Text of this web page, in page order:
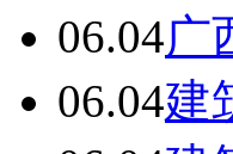
06.04广
06.04建